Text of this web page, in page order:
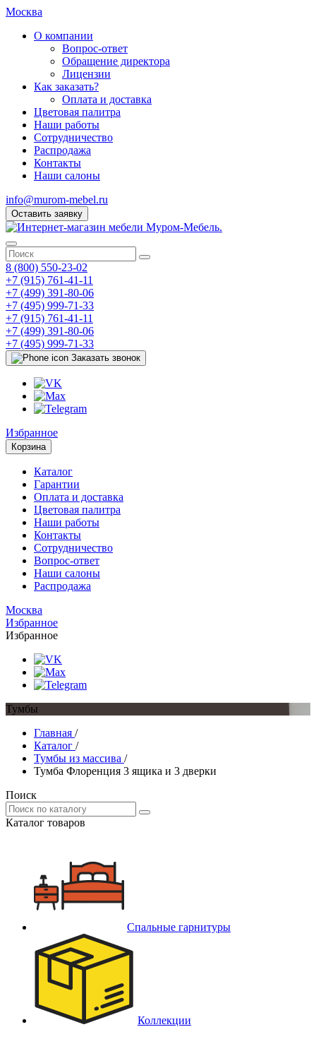
Москва
О компании
Вопрос-ответ
Обращение директора
Лицензии
Как заказать?
Оплата и доставка
Цветовая палитра
Наши работы
Сотрудничество
Распродажа
Контакты
Наши салоны
info@murom-mebel.ru
Оставить заявку
8 (800) 550-23-02
+7 (915) 761-41-11
+7 (499) 391-80-06
+7 (495) 999-71-33
+7 (915) 761-41-11
+7 (499) 391-80-06
+7 (495) 999-71-33
Заказать звонок
Избранное
Корзина
Каталог
Гарантии
Оплата и доставка
Цветовая палитра
Наши работы
Контакты
Сотрудничество
Вопрос-ответ
Наши салоны
Распродажа
Москва
Избранное
Избранное
Тумбы
Главная /
Каталог /
Тумбы из массива /
Тумба Флоренция 3 ящика и 3 дверки
Поиск
Каталог товаров
Спальные гарнитуры
Коллекции